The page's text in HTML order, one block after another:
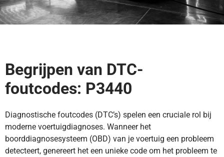
Begrijpen van DTC-
foutcodes: P3440
Diagnostische foutcodes (DTC’s) spelen een cruciale rol bij
moderne voertuigdiagnoses. Wanneer het
boorddiagnosesysteem (OBD) van je voertuig een probleem
detecteert, genereert het een unieke code om het probleem te